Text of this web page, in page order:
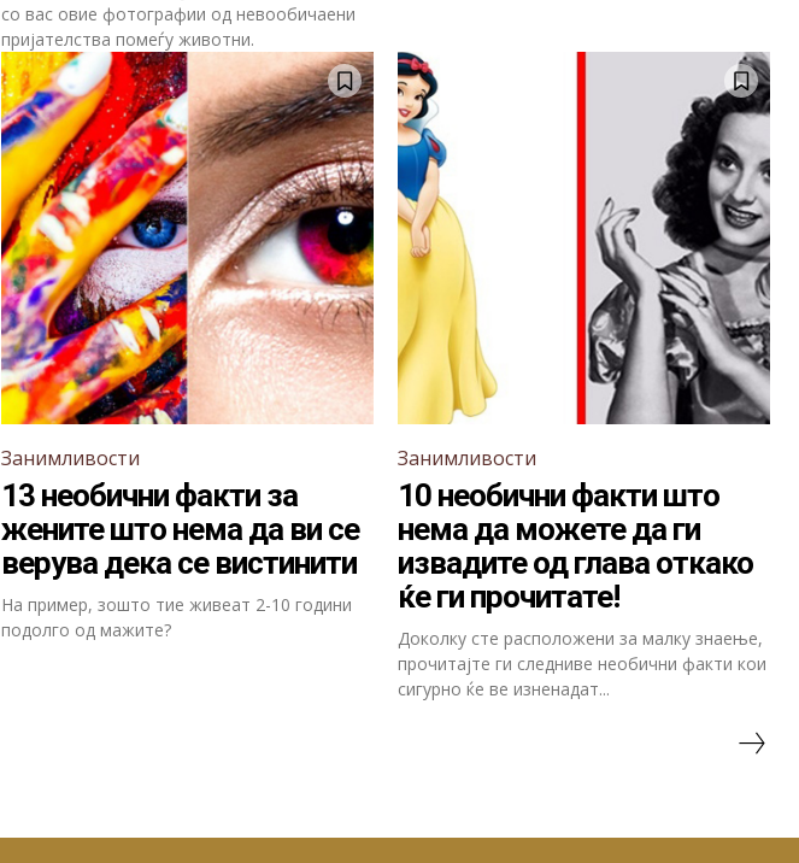
со вас овие фотографии од невообичаени
пријателства помеѓу животни.
Занимливости
13 необични факти за
жените што нема да ви се
верува дека се вистинити
На пример, зошто тие живеат 2-10 години
подолго од мажите?
Занимливости
10 необични факти што
нема да можете да ги
извадите од глава откако
ќе ги прочитате!
Доколку сте расположени за малку знаење,
прочитајте ги следниве необични факти кои
сигурно ќе ве изненадат...